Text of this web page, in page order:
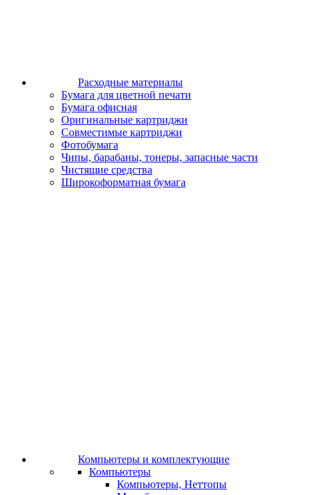
Расходные материалы
Бумага для цветной печати
Бумага офисная
Оригинальные картриджи
Совместимые картриджи
Фотобумага
Чипы, барабаны, тонеры, запасные части
Чистящие средства
Широкоформатная бумага
Компьютеры и комплектующие
Компьютеры
Компьютеры, Неттопы